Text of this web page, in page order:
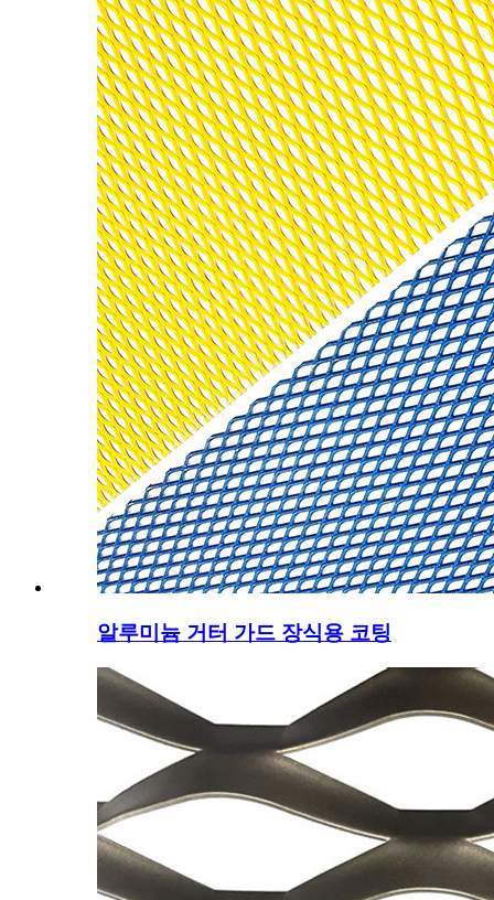
알루미늄 거터 가드 장식용 코팅